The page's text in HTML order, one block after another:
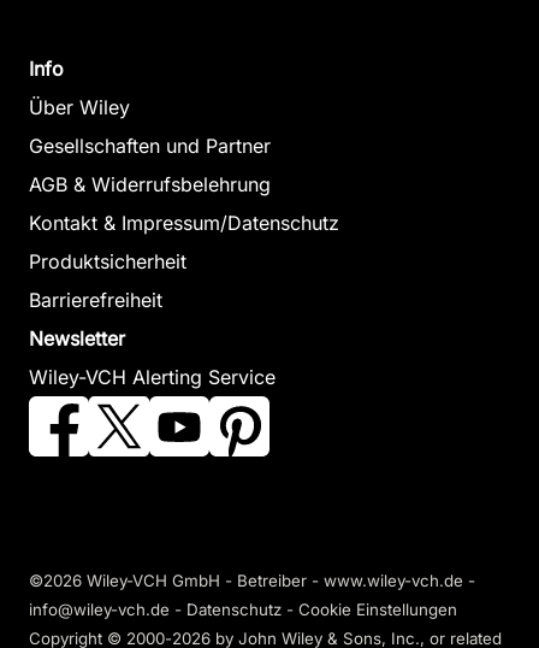
Info
Über Wiley
Gesellschaften und Partner
AGB & Widerrufsbelehrung
Kontakt & Impressum/Datenschutz
Produktsicherheit
Barrierefreiheit
Newsletter
Wiley-VCH Alerting Service
©2026 Wiley-VCH GmbH - Betreiber - www.wiley-vch.de -
info@wiley-vch.de - Datenschutz - Cookie Einstellungen
Copyright © 2000-2026 by John Wiley & Sons, Inc., or related